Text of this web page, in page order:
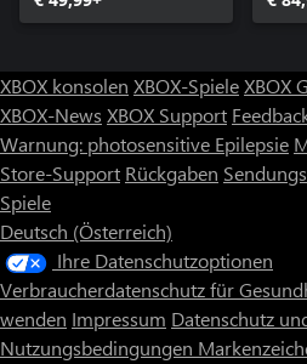
XBOX konsolen XBOX-SpieleXBOX
XBOX-News XBOX Support
Warnung: photosensitive Epilepsie
Store-Support Rückgaben
Spiele
Deutsch (Österreich)
Ihre Datenschutzoptionen
Verbraucherdatenschutz für
wenden Impressum Datenschutz
Nutzungsbedingungen